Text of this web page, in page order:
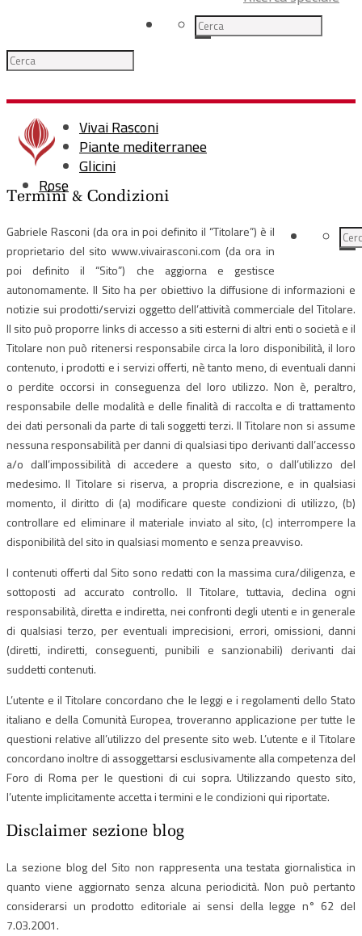
Vivai Rasconi
Piante mediterranee
Glicini
Rose
Termini & Condizioni
Gabriele Rasconi (da ora in poi definito il “Titolare”) è il
proprietario del sito www.vivairasconi.com (da ora in
poi definito il “Sito”) che aggiorna e gestisce
autonomamente. Il Sito ha per obiettivo la diffusione di informazioni e
notizie sui prodotti/servizi oggetto dell’attività commerciale del Titolare.
Il sito può proporre links di accesso a siti esterni di altri enti o società e il
Titolare non può ritenersi responsabile circa la loro disponibilità, il loro
contenuto, i prodotti e i servizi offerti, nè tanto meno, di eventuali danni
o perdite occorsi in conseguenza del loro utilizzo. Non è, peraltro,
responsabile delle modalità e delle finalità di raccolta e di trattamento
dei dati personali da parte di tali soggetti terzi. Il Titolare non si assume
nessuna responsabilità per danni di qualsiasi tipo derivanti dall’accesso
a/o dall’impossibilità di accedere a questo sito, o dall’utilizzo del
medesimo. Il Titolare si riserva, a propria discrezione, e in qualsiasi
momento, il diritto di (a) modificare queste condizioni di utilizzo, (b)
controllare ed eliminare il materiale inviato al sito, (c) interrompere la
disponibilità del sito in qualsiasi momento e senza preavviso.
I contenuti offerti dal Sito sono redatti con la massima cura/diligenza, e
sottoposti ad accurato controllo. Il Titolare, tuttavia, declina ogni
responsabilità, diretta e indiretta, nei confronti degli utenti e in generale
di qualsiasi terzo, per eventuali imprecisioni, errori, omissioni, danni
(diretti, indiretti, conseguenti, punibili e sanzionabili) derivanti dai
suddetti contenuti.
L’utente e il Titolare concordano che le leggi e i regolamenti dello Stato
italiano e della Comunità Europea, troveranno applicazione per tutte le
questioni relative all’utilizzo del presente sito web. L’utente e il Titolare
concordano inoltre di assoggettarsi esclusivamente alla competenza del
Foro di Roma per le questioni di cui sopra. Utilizzando questo sito,
l’utente implicitamente accetta i termini e le condizioni qui riportate.
Disclaimer sezione blog
La sezione blog del Sito non rappresenta una testata giornalistica in
quanto viene aggiornato senza alcuna periodicità. Non può pertanto
considerarsi un prodotto editoriale ai sensi della legge n° 62 del
7.03.2001.